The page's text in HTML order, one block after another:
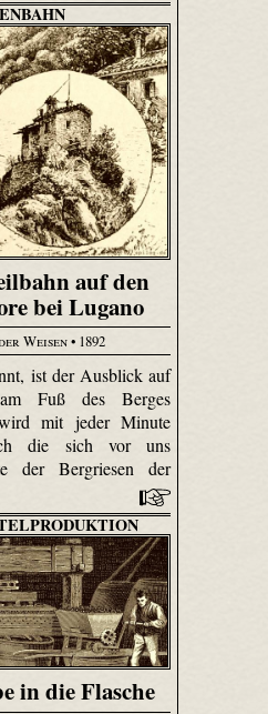
auf den
bei Lugano
Weisen• 1892
ist der Ausblick auf
Fuß des Berges
mit jeder Minute
die sich vor uns
der Bergriesen der
in die Flasche